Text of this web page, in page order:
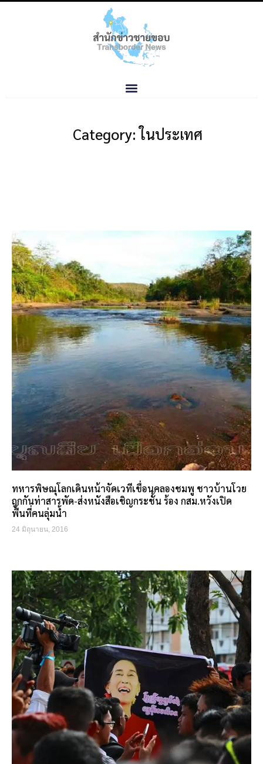
Category: ในประเทศ
ทหารพิษณุโลกเดินหน้าจัดเวทีเขื่อนคลองชมพู ชาวบ้านโวย
ถูกกันท่าสารพัด-ส่งหนังสือเชิญกระชั้น ร้อง กสม.หวังเปิด
พื้นที่คนลุ่มน้ำ
24 มิถุนายน, 2016